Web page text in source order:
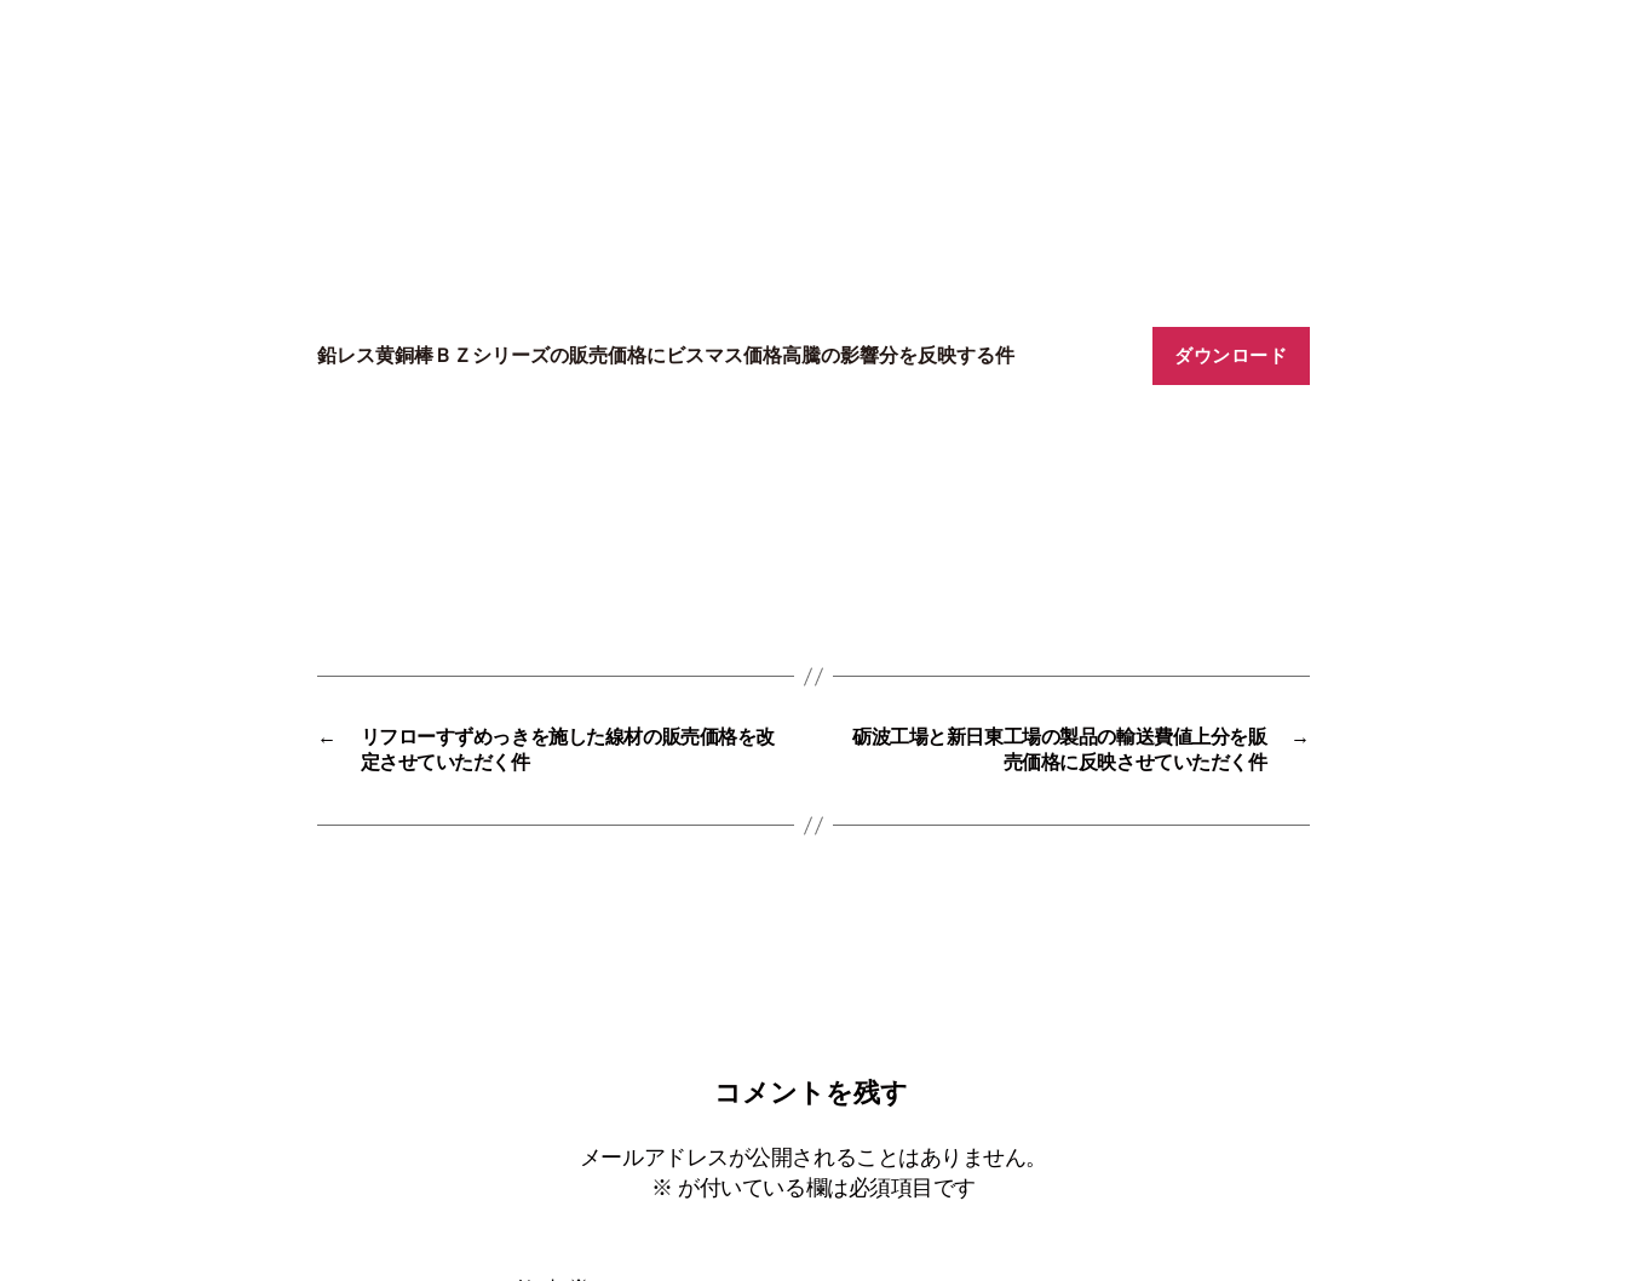
鉛レス黄銅棒ＢＺシリーズの販売価格にビスマス価格高騰の影響分を反映する件 ダウンロード
←
リフローすずめっきを施した線材の販売価格を改
定させていただく件
→
砺波工場と新日東工場の製品の輸送費値上分を販
売価格に反映させていただく件
コメントを残す
メールアドレスが公開されることはありません。
※ が付いている欄は必須項目です